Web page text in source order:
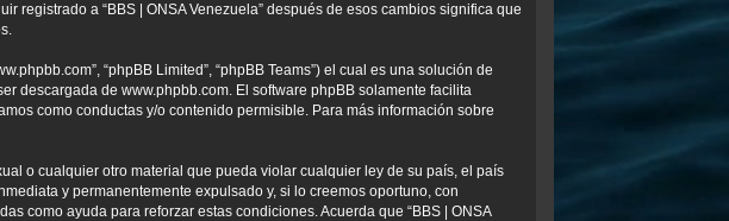
a “BBS | ONSA Venezuela” después de esos cambios significa que
“phpBB Limited”, “phpBB Teams”) el cual es una solución de
descargada de www.phpbb.com. El software phpBB solamente facilita
como conductas y/o contenido permisible. Para más información sobre
o cualquier otro material que pueda violar cualquier ley de su país, el país
y permanentemente expulsado y, si lo creemos oportuno, con
como ayuda para reforzar estas condiciones. Acuerda que “BBS | ONSA